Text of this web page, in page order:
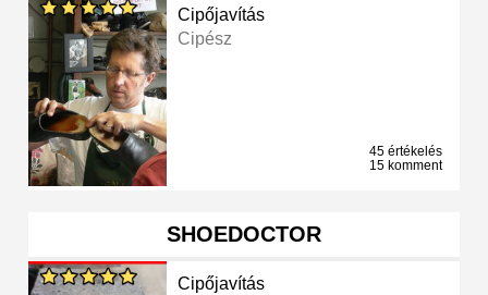
Cipőjavítás
Cipész
45 értékelés
15 komment
SHOEDOCTOR
Cipőjavítás